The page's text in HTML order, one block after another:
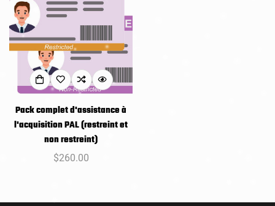
Pack complet d'assistance à
l'acquisition PAL (restreint et
non restreint)
Prix
$260.00